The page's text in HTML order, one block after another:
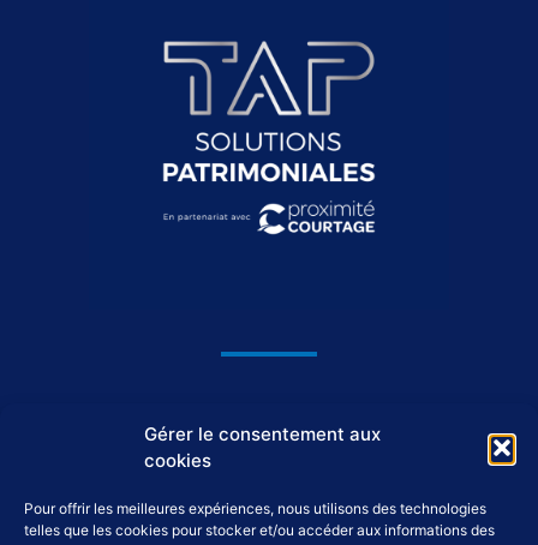
Gérer le consentement aux
cookies
Pour offrir les meilleures expériences, nous utilisons des technologies
telles que les cookies pour stocker et/ou accéder aux informations des
37550 Saint-Avertin
02 46 46 98 98